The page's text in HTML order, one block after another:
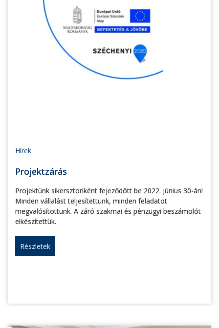
Hírek
Projektzárás
Projektünk sikersztoriként fejeződött be 2022. június 30-án!
Minden vállalást teljesítettünk, minden feladatot
megvalósítottunk. A záró szakmai és pénzügyi beszámolót
elkészítettük.
Részletek